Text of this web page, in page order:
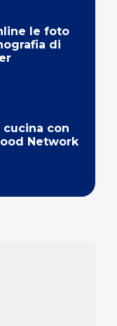
le foto
di
con
Network